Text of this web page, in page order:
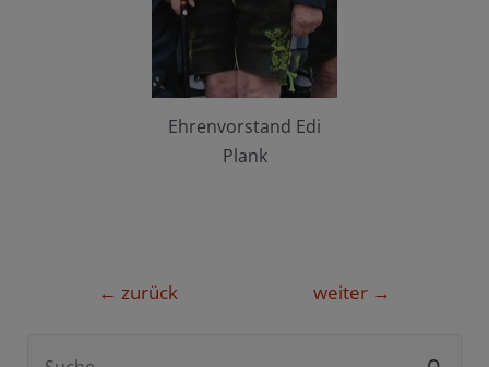
Ehrenvorstand Edi
Plank
Beitragsnavigation
← zurück weiter →